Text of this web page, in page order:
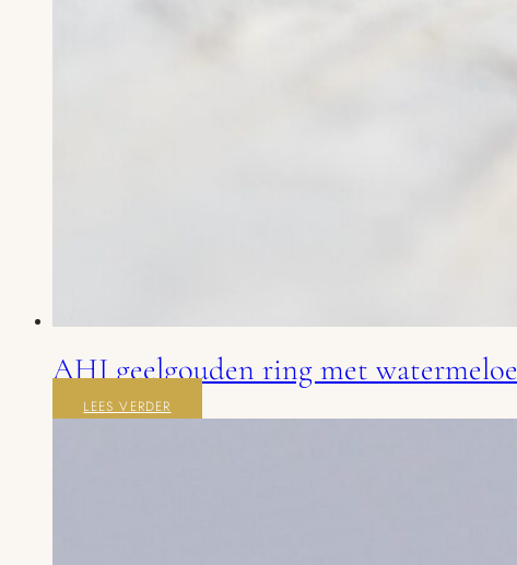
AHI geelgouden ring met
LEES VERDER